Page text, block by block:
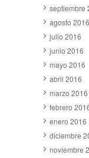
septiembre
agosto 2016
julio 2016
junio 2016
mayo 2016
abril 2016
marzo 2016
febrero
enero 2016
diciembre
noviembre